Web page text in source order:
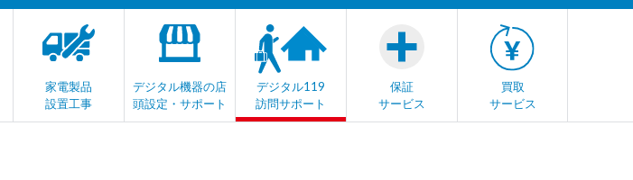
家電製品
設置工事
デジタル機器の店
頭設定・サポート
デジタル119
訪問サポート
保証
サービス
買取
サービス